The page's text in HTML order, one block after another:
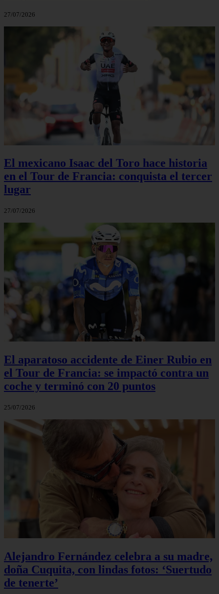
27/07/2026
El mexicano Isaac del Toro hace historia
en el Tour de Francia: conquista el tercer
lugar
27/07/2026
El aparatoso accidente de Einer Rubio en
el Tour de Francia: se impactó contra un
coche y terminó con 20 puntos
25/07/2026
Alejandro Fernández celebra a su madre,
doña Cuquita, con lindas fotos: ‘Suertudo
de tenerte’